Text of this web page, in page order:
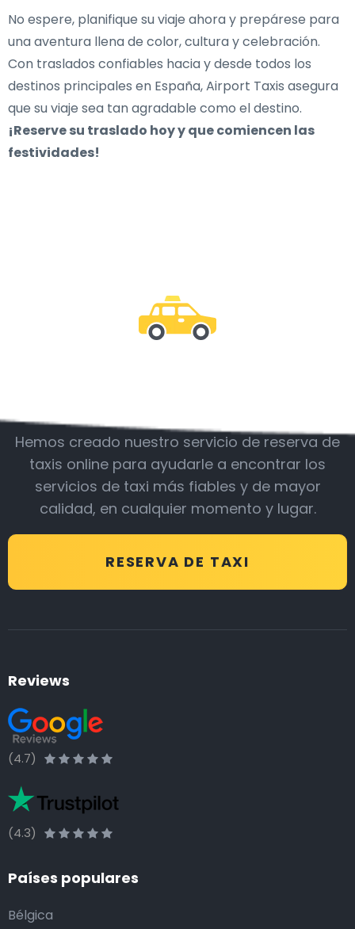
No espere, planifique su viaje ahora y prepárese para
una aventura llena de color, cultura y celebración.
Con traslados confiables hacia y desde todos los
destinos principales en España, Airport Taxis asegura
que su viaje sea tan agradable como el destino.
¡Reserve su traslado hoy y que comiencen las
festividades!
Hemos creado nuestro servicio de reserva de
taxis online para ayudarle a encontrar los
servicios de taxi más fiables y de mayor
calidad, en cualquier momento y lugar.
RESERVA DE TAXI
Reviews
(4.7)
(4.3)
Países populares
Bélgica